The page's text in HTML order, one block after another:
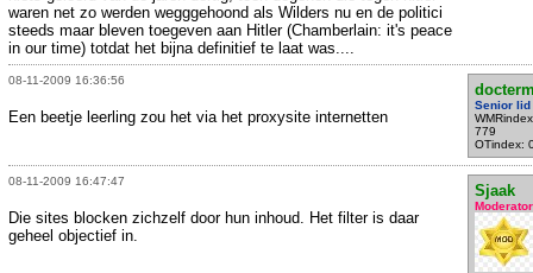
waren net zo werden wegggehoond als Wilders nu en de politici
steeds maar bleven toegeven aan Hitler (Chamberlain: it's peace
in our time) totdat het bijna definitief te laat was....
08-11-2009 16:36:56
Senior lid
779
OTindex:
Een beetje leerling zou het via het proxysite internetten
08-11-2009 16:47:47
Sjaak
Moderator
Die sites blocken zichzelf door hun inhoud. Het filter is daar
geheel objectief in.